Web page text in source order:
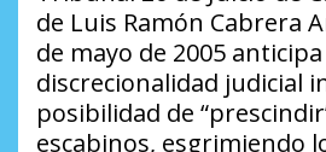
de Luis Ramón Cabrera
de mayo de 2005 anticipa
discrecionalidad judicial
posibilidad de
escabinos, esgrimiendo